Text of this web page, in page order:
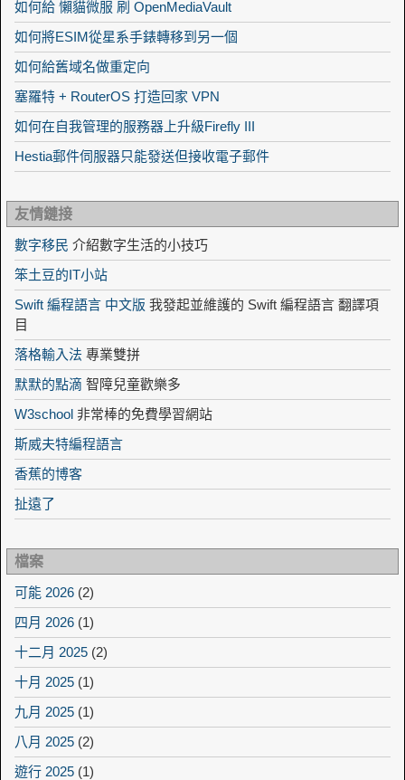
如何給 懶貓微服 刷 OpenMediaVault
如何將ESIM從星系手錶轉移到另一個
如何給舊域名做重定向
塞羅特 + RouterOS 打造回家 VPN
如何在自我管理的服務器上升級Firefly III
Hestia郵件伺服器只能發送但接收電子郵件
友情鏈接
數字移民 介紹數字生活的小技巧
笨土豆的IT小站
Swift 編程語言 中文版 我發起並維護的 Swift 編程語言 翻譯項
目
落格輸入法 專業雙拼
默默的點滴 智障兒童歡樂多
W3school 非常棒的免費學習網站
斯威夫特編程語言
香蕉的博客
扯遠了
檔案
可能 2026 (2)
四月 2026 (1)
十二月 2025 (2)
十月 2025 (1)
九月 2025 (1)
八月 2025 (2)
遊行 2025 (1)